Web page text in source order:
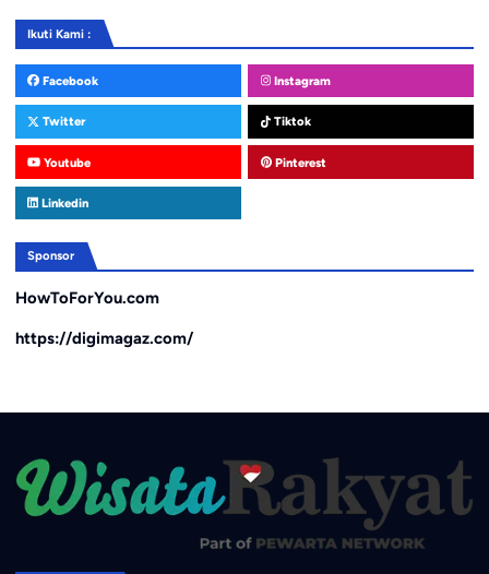
Ikuti Kami :
Facebook Instagram
Twitter Tiktok
Youtube Pinterest
Linkedin
Sponsor
HowToForYou.com
https://digimagaz.com/